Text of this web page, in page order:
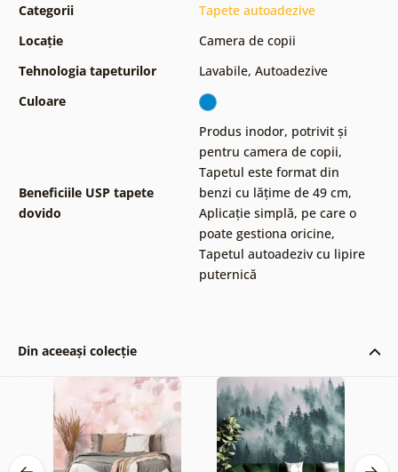
Categorii
Tapete autoadezive
Locație
Camera de copii
Tehnologia tapeturilor
Lavabile, Autoadezive
Culoare
Beneficiile USP tapete
dovido
Produs inodor, potrivit și
pentru camera de copii,
Tapetul este format din
benzi cu lățime de 49 cm,
Aplicație simplă, pe care o
poate gestiona oricine,
Tapetul autoadeziv cu lipire
puternică
Din aceeași colecție